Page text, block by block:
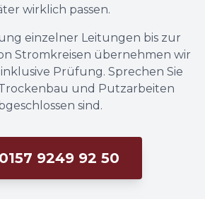
wirklich passen.
einzelner Leitungen bis zur
Stromkreisen übernehmen wir
Prüfung. Sprechen Sie
und Putzarbeiten
sind.
0157 9249 92 50